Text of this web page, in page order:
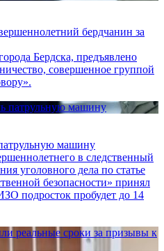
бердчанин за
Бердска, предъявлено
совершенное группой
машину
в следственный
уголовного дела по статье
безопасности» принял
подросток пробудет до 14